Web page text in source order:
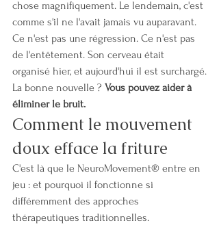
chose magnifiquement. Le lendemain, c'est
comme s'il ne l'avait jamais vu auparavant.
Ce n'est pas une régression. Ce n'est pas
de l'entêtement. Son cerveau était
organisé hier, et aujourd'hui il est surchargé.
La bonne nouvelle ? Vous pouvez aider à
éliminer le bruit.
Comment le mouvement
doux efface la friture
C'est là que le NeuroMovement® entre en
jeu : et pourquoi il fonctionne si
différemment des approches
thérapeutiques traditionnelles.